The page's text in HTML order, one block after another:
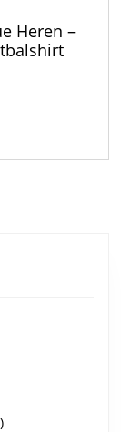
Heren –